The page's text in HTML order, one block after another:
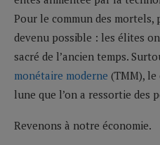
Pour le commun des mortels,
devenu possible : les élites
sacré de l’ancien temps.
monétaire moderne (TMM),
lune que l’on a ressortie des
Revenons à notre économie.